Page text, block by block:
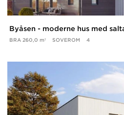
Byåsen - moderne hus med
BRA 260,0 m² SOVEROM 4